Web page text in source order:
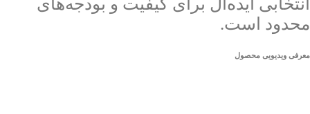
انتخابی ایده‌آل برای کیفیت و بودجه‌های
محدود است.
معرفی ویدیویی محصول